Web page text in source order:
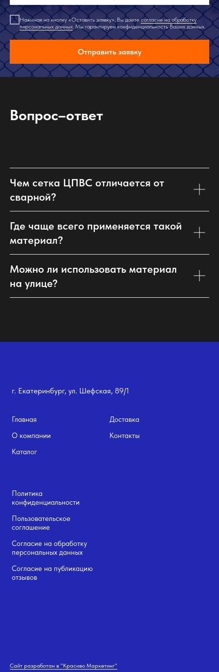
Нажимая на кнопку «Оставить заявку», Вы даетесогласие на обработку
персональных данных . Мы гарантируем конфиденциальность Ваших данных.
Отправить заявку
Вопрос–ответ
Чем сетка ЦПВС отличается от
сварной?
Где чаще всего применяется такой
материал?
Можно ли использовать материал
на улице?
г. Екатеринбург, ул. Шефская, 89/1
Главная
О компании
Каталог
Доставка
Контакты
Политика
конфиденциальности
Пользовательское
соглашение
Согласие на обработку
персональных данных
Согласие на публикацию
отзывов
Сайт разработан в "Красиво Маркетинг"